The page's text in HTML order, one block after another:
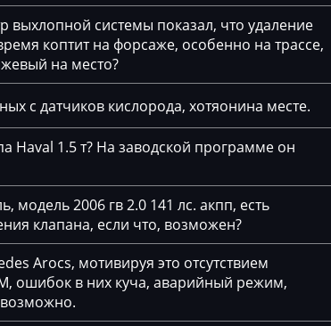
выхлопной системы показал, что удаление
коптит на форсаже, особенно на трассе,
на место?
с датчиков кислорода, хотяонина месте.
Haval 1.5 т? На заводской программе он
модель 2006 гв 2.0 141 лс. акпп, есть
клапана, если что, возможен?
Arocs, мотивируя это отсутствием
ошибок в них куча, аварийный режим,